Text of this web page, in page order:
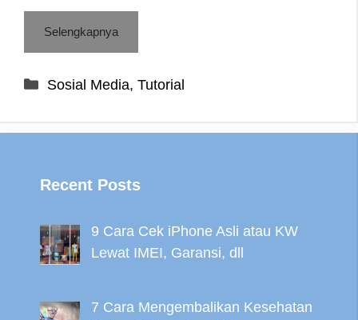
Selengkapnya
Categories
Sosial Media, Tutorial
Recent Posts
9 Cara Cek iPhone Asli atau KW
Lewat IMEI, Garansi, dll
7 Cara Mengembalikan Kesehatan